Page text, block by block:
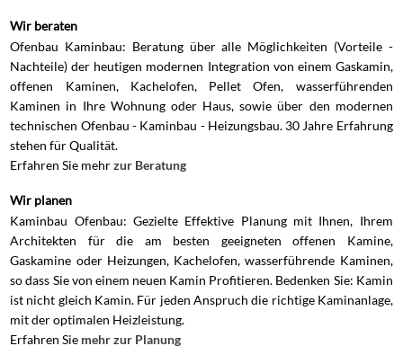
Wir beraten
Ofenbau Kaminbau: Beratung über alle Möglichkeiten (Vorteile -
Nachteile) der heutigen modernen Integration von einem Gaskamin,
offenen Kaminen, Kachelofen, Pellet Ofen, wasserführenden
Kaminen in Ihre Wohnung oder Haus, sowie über den modernen
technischen Ofenbau - Kaminbau - Heizungsbau. 30 Jahre Erfahrung
stehen für Qualität.
Erfahren Sie mehrzur Beratung
Wir planen
Kaminbau Ofenbau: Gezielte Effektive Planung mit Ihnen, Ihrem
Architekten für die am besten geeigneten offenen Kamine,
Gaskamine oder Heizungen, Kachelofen, wasserführende Kaminen,
so dass Sie von einem neuen Kamin Profitieren. Bedenken Sie: Kamin
ist nicht gleich Kamin. Für jeden Anspruch die richtige Kaminanlage,
mit der optimalen Heizleistung.
Erfahren Sie mehr zur Planung